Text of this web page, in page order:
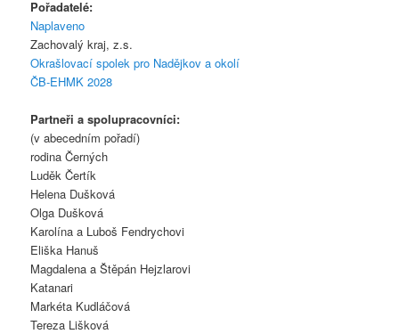
Pořadatelé:
Naplaveno
Zachovalý kraj, z.s.
Okrašlovací spolek pro Nadějkov a okolí
ČB-EHMK 2028
Partneři a spolupracovníci:
(v abecedním pořadí)
rodina Černých
Luděk Čertík
Helena Dušková
Olga Dušková
Karolína a Luboš Fendrychovi
Eliška Hanuš
Magdalena a Štěpán Hejzlarovi
Katanari
Markéta Kudláčová
Tereza Lišková